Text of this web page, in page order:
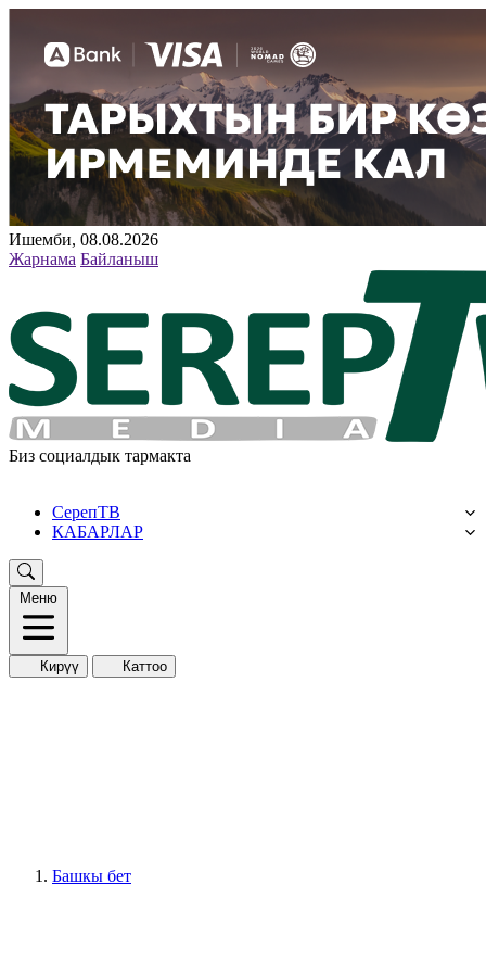
Ишемби, 08.08.2026
Жарнама Байланыш
Биз социалдык тармакта
СерепТВ
КАБАРЛАР
Меню
Кирүү Каттоо
Башкы бет